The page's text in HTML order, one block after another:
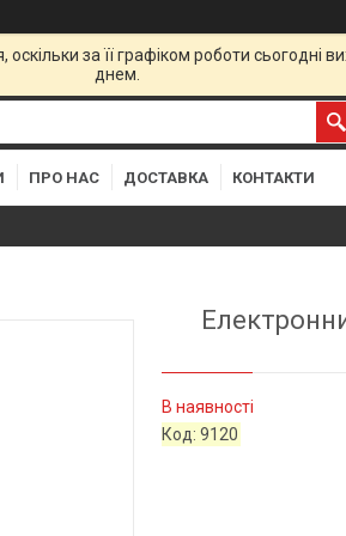
за її графіком роботи
днем.
ПРО НАС ДОСТАВКА КОНТАКТИ
В наявності
Код:9120